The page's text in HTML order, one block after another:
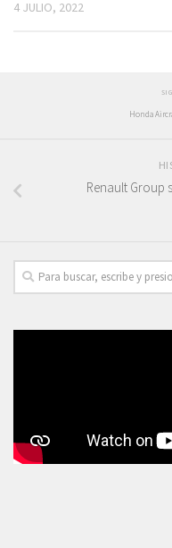
4 JULIO, 2022
Honda
Renault Group